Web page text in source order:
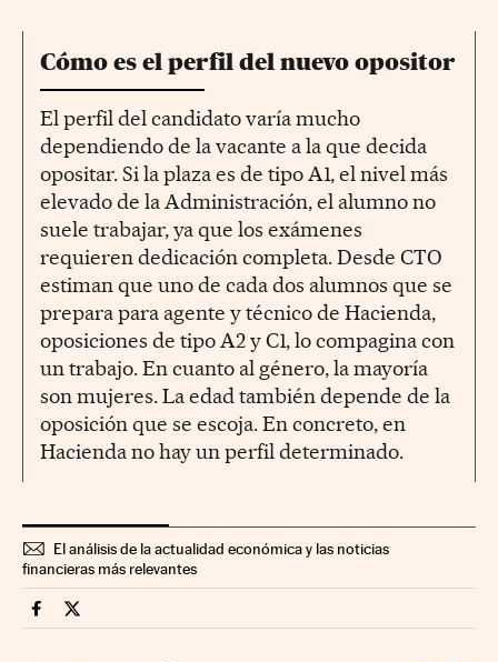
Cómo es el perfil del nuevo opositor
El perfil del candidato varía mucho
dependiendo de la vacante a la que decida
opositar. Si la plaza es de tipo A1, el nivel más
elevado de la Administración, el alumno no
suele trabajar, ya que los exámenes
requieren dedicación completa. Desde CTO
estiman que uno de cada dos alumnos que se
prepara para agente y técnico de Hacienda,
oposiciones de tipo A2 y C1, lo compagina con
un trabajo. En cuanto al género, la mayoría
son mujeres. La edad también depende de la
oposición que se escoja. En concreto, en
Hacienda no hay un perfil determinado.
El análisis de la actualidad económica y las noticias
financieras más relevantes
Economia Cinco Días en Facebook
Economia Cinco Días en Twitter